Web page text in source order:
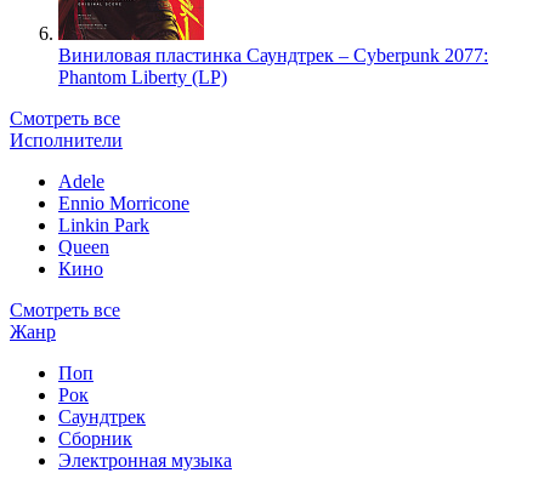
Виниловая пластинка Саундтрек – Cyberpunk 2077:
Phantom Liberty (LP)
Смотреть все
Исполнители
Adele
Ennio Morricone
Linkin Park
Queen
Кино
Смотреть все
Жанр
Поп
Рок
Саундтрек
Сборник
Электронная музыка